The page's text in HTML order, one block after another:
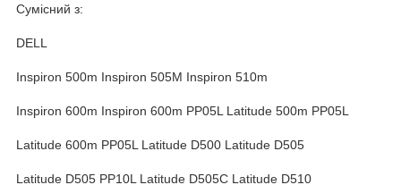
Сумісний з:
DELL
Inspiron 500m Inspiron 505M Inspiron 510m
Inspiron 600m Inspiron 600m PP05L Latitude 500m PP05L
Latitude 600m PP05L Latitude D500 Latitude D505
Latitude D505 PP10L Latitude D505C Latitude D510